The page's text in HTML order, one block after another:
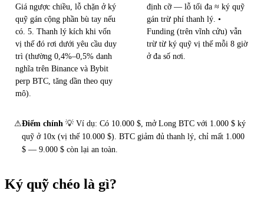
Giá ngược chiều, lỗ chặn ở ký
quỹ gán cộng phần bù tay nếu
có. 5. Thanh lý kích khi vốn
vị thế đó rơi dưới yêu cầu duy
trì (thường 0,4%–0,5% danh
nghĩa trên Binance và Bybit
perp BTC, tăng dần theo quy
mô).
định cỡ — lỗ tối đa ≈ ký quỹ
gán trừ phí thanh lý. •
Funding (trên vĩnh cửu) vẫn
trừ từ ký quỹ vị thế mỗi 8 giờ
ở đa số nơi.
⚠Điểm chính 💡 Ví dụ: Có 10.000 $, mở Long BTC với 1.000 $ ký
quỹ ở 10x (vị thế 10.000 $). BTC giảm đủ thanh lý, chỉ mất 1.000
$ — 9.000 $ còn lại an toàn.
Ký quỹ chéo là gì?